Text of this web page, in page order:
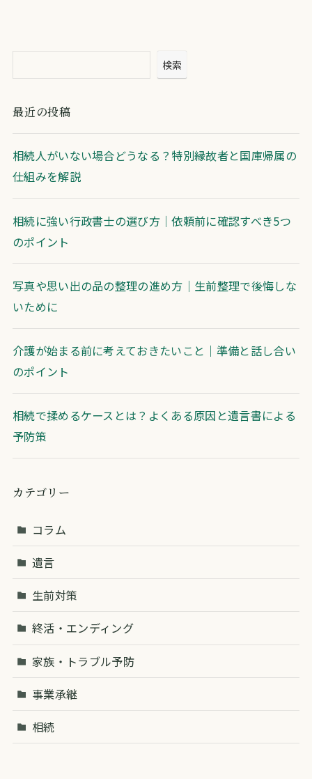
検索
最近の投稿
相続人がいない場合どうなる？特別縁故者と国庫帰属の
仕組みを解説
相続に強い行政書士の選び方｜依頼前に確認すべき5つ
のポイント
写真や思い出の品の整理の進め方｜生前整理で後悔しな
いために
介護が始まる前に考えておきたいこと｜準備と話し合い
のポイント
相続で揉めるケースとは？よくある原因と遺言書による
予防策
カテゴリー
コラム
遺言
生前対策
終活・エンディング
家族・トラブル予防
事業承継
相続